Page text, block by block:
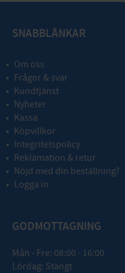
SNABBLÄNKAR
Om oss
Frågor & svar
Kundtjänst
Nyheter
Kassa
Köpvillkor
Integritetspolicy
Reklamation & retur
Nöjd med din beställning?
Logga in
GODMOTTAGNING
Mån - Fre: 08:00 - 16:00
Lördag: Stängt